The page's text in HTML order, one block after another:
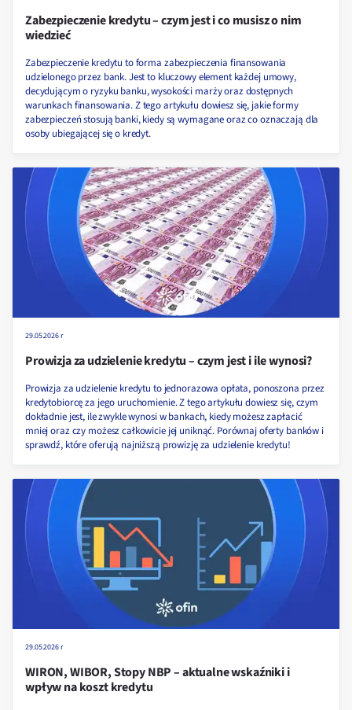
Zabezpieczenie kredytu – czym jest i co musisz o nim
wiedzieć
Zabezpieczenie kredytu to forma zabezpieczenia finansowania
udzielonego przez bank. Jest to kluczowy element każdej umowy,
decydującym o ryzyku banku, wysokości marży oraz dostępnych
warunkach finansowania. Z tego artykułu dowiesz się, jakie formy
zabezpieczeń stosują banki, kiedy są wymagane oraz co oznaczają dla
osoby ubiegającej się o kredyt.
29.05.2026 r
Prowizja za udzielenie kredytu – czym jest i ile wynosi?
Prowizja za udzielenie kredytu to jednorazowa opłata, ponoszona przez
kredytobiorcę za jego uruchomienie. Z tego artykułu dowiesz się, czym
dokładnie jest, ile zwykle wynosi w bankach, kiedy możesz zapłacić
mniej oraz czy możesz całkowicie jej uniknąć. Porównaj oferty banków i
sprawdź, które oferują najniższą prowizję za udzielenie kredytu!
29.05.2026 r
WIRON, WIBOR, Stopy NBP – aktualne wskaźniki i
wpływ na koszt kredytu